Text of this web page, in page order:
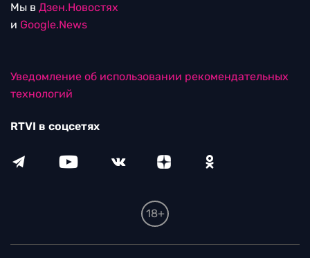
Мы в Дзен.Новостях
и Google.News
Уведомление об использовании рекомендательных
технологий
RTVI в соцсетях
18+